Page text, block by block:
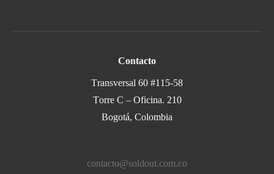
Contacto
Transversal 60 #115-58
Torre C – Oficina. 210
Bogotá, Colombia
contacto@soldout.com.co